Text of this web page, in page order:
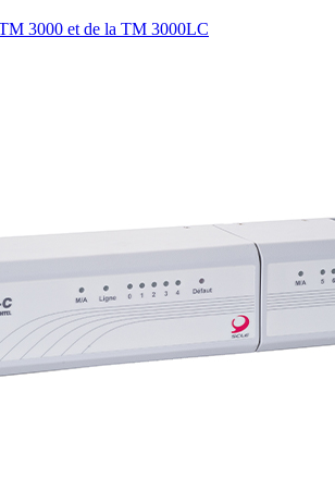
3000 et de la TM 3000LC